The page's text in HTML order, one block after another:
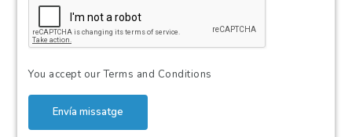
You accept ourTerms and Conditions
Envía missatge